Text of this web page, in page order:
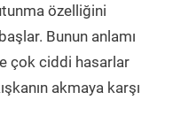
özelliğini
Bunun anlamı
çok ciddi hasarlar
akmaya karşı